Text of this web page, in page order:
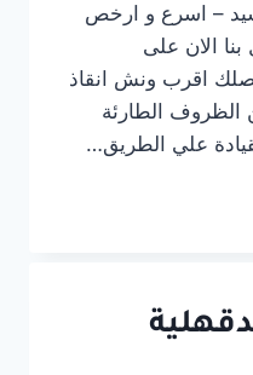
– اسرع و ارخص
الان على
01012394944 ليصلك اقرب ونش انقاذ
الظروف الطارئة
علي الطريق…